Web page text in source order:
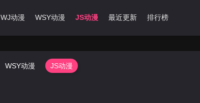
WJ动漫 WSY动漫 JS动漫 最近更新 排行榜
WSY动漫 JS动漫